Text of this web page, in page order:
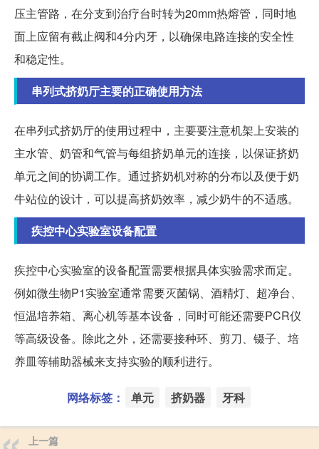
压主管路，在分支到治疗台时转为20mm热熔管，同时地
面上应留有截止阀和4分内牙，以确保电路连接的安全性
和稳定性。
串列式挤奶厅主要的正确使用方法
在串列式挤奶厅的使用过程中，主要要注意机架上安装的
主水管、奶管和气管与每组挤奶单元的连接，以保证挤奶
单元之间的协调工作。通过挤奶机对称的分布以及便于奶
牛站位的设计，可以提高挤奶效率，减少奶牛的不适感。
疾控中心实验室设备配置
疾控中心实验室的设备配置需要根据具体实验需求而定。
例如微生物P1实验室通常需要灭菌锅、酒精灯、超净台、
恒温培养箱、离心机等基本设备，同时可能还需要PCR仪
等高级设备。除此之外，还需要接种环、剪刀、镊子、培
养皿等辅助器械来支持实验的顺利进行。
网络标签： 单元 挤奶器 牙科
上一篇